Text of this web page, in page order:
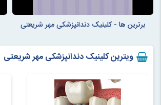
برترین ها - کلینیک دندانپزشکی مهر شریعتی
ویترین کلینیک دندانپزشکی مهر شریعتی